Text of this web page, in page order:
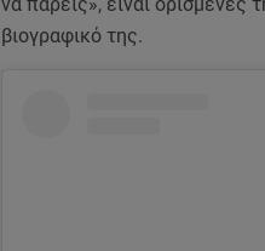
βιογραφικό της.